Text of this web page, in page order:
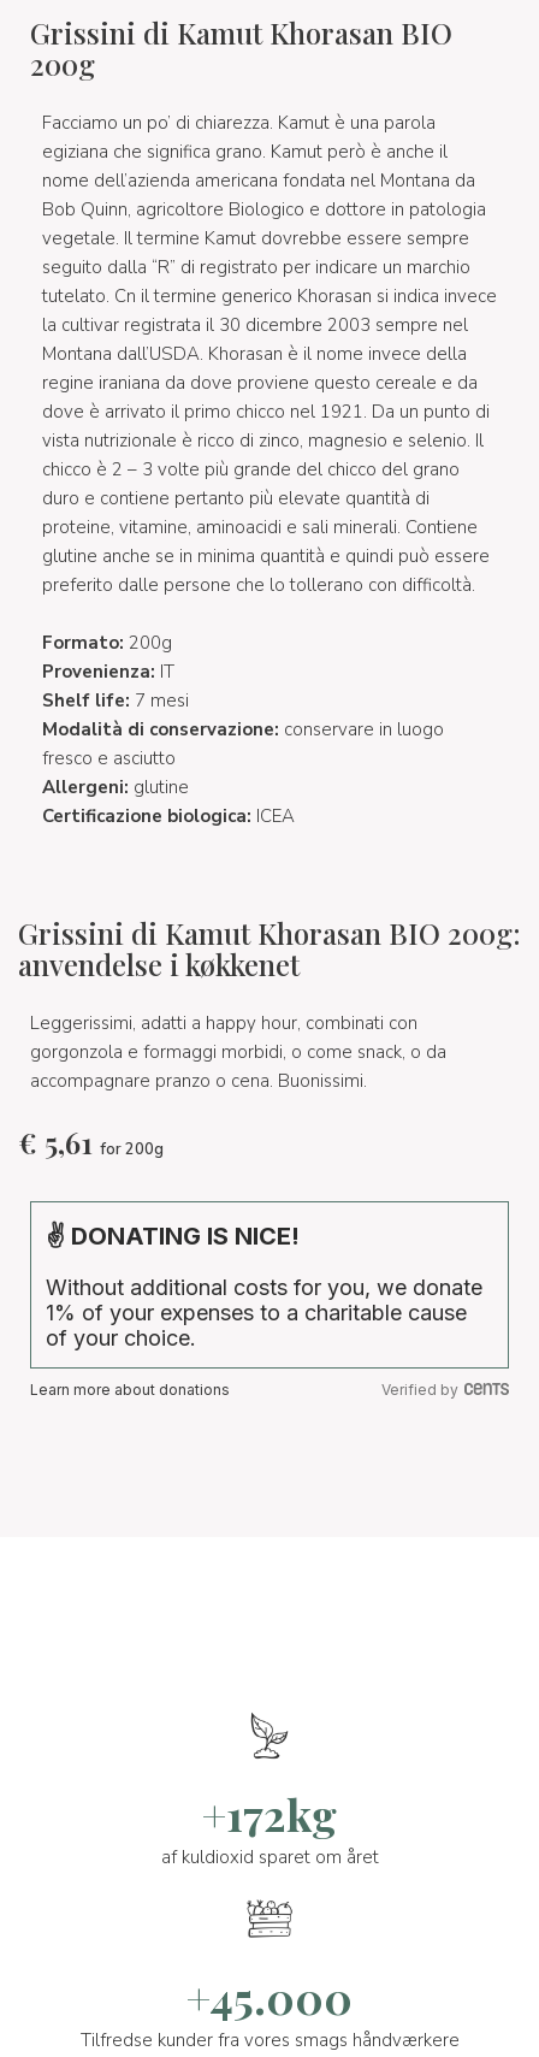
Grissini di Kamut Khorasan BIO
200g
Facciamo un po’ di chiarezza. Kamut è una parola
egiziana che significa grano. Kamut però è anche il
nome dell’azienda americana fondata nel Montana da
Bob Quinn, agricoltore Biologico e dottore in patologia
vegetale. Il termine Kamut dovrebbe essere sempre
seguito dalla “R” di registrato per indicare un marchio
tutelato. Cn il termine generico Khorasan si indica invece
la cultivar registrata il 30 dicembre 2003 sempre nel
Montana dall’USDA. Khorasan è il nome invece della
regine iraniana da dove proviene questo cereale e da
dove è arrivato il primo chicco nel 1921. Da un punto di
vista nutrizionale è ricco di zinco, magnesio e selenio. Il
chicco è 2 – 3 volte più grande del chicco del grano
duro e contiene pertanto più elevate quantità di
proteine, vitamine, aminoacidi e sali minerali. Contiene
glutine anche se in minima quantità e quindi può essere
preferito dalle persone che lo tollerano con difficoltà.
Formato: 200g
Provenienza: IT
Shelf life: 7 mesi
Modalità di conservazione: conservare in luogo
fresco e asciutto
Allergeni: glutine
Certificazione biologica: ICEA
Grissini di Kamut Khorasan BIO 200g:
anvendelse i køkkenet
Leggerissimi, adatti a happy hour, combinati con
gorgonzola e formaggi morbidi, o come snack, o da
accompagnare pranzo o cena. Buonissimi.
€ 5,61 for 200g
✌ DONATING IS NICE!
Without additional costs for you, we donate
1% of your expenses to a charitable cause
of your choice.
Learn more about donations Verified by
+172kg
af kuldioxid sparet om året
+45.000
Tilfredse kunder fra vores smags håndværkere